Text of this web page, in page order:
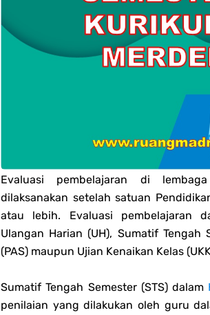
Jawaban Tugas Mandiri Dan Tugas
Jawaban Tugas Mandiri Dan Tugas
Jawaban Tugas Mandiri Dan Tugas
Jawaban Tugas Mandiri Dan Tugas
Soal OMI Geografi Terintegrasi Jenjang MA
Soal OMI Ekonomi Terintegrasi Jenjang MA
Soal OMI KIMIA Terintegrasi Jenjang MA
Unduh Buku Teks Utama (BTU) Mapel
Evaluasi pembelajaran di
dilaksanakan setelah satuan
atau lebih. Evaluasi pembelajaran
Ulangan Harian (UH), Sumatif Tengah
(PAS) maupun Ujian Kenaikan Kelas
Sumatif Tengah Semester (STS) dalam
penilaian yang dilakukan oleh guru